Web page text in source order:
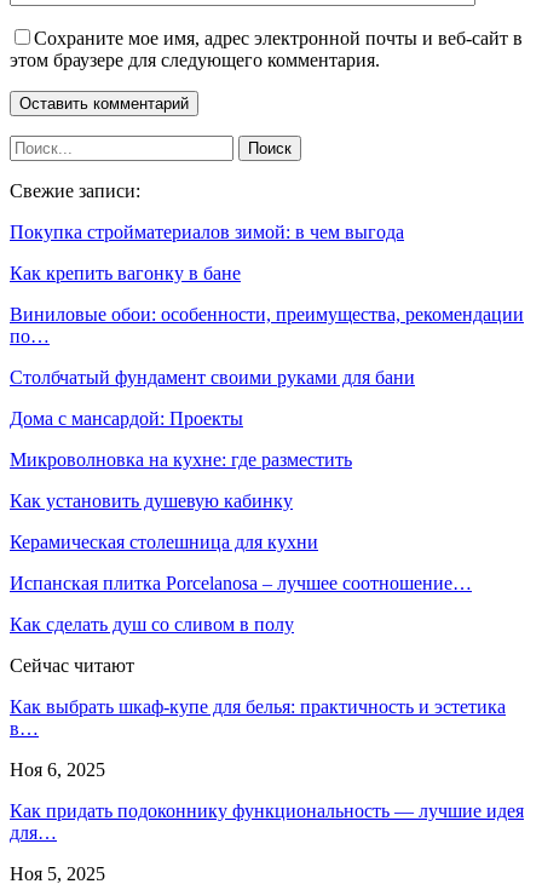
Сохраните мое имя, адрес электронной почты и веб-сайт в
этом браузере для следующего комментария.
Свежие записи:
Покупка стройматериалов зимой: в чем выгода
Как крепить вагонку в бане
Виниловые обои: особенности, преимущества, рекомендации
по…
Столбчатый фундамент своими руками для бани
Дома с мансардой: Проекты
Микроволновка на кухне: где разместить
Как установить душевую кабинку
Керамическая столешница для кухни
Испанская плитка Porcelanosa – лучшее соотношение…
Как сделать душ со сливом в полу
Сейчас читают
Как выбрать шкаф-купе для белья: практичность и эстетика
в…
Ноя 6, 2025
Как придать подоконнику функциональность — лучшие идея
для…
Ноя 5, 2025